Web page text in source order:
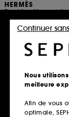
HERMÈS
Eau de citron noir
douche corps et
Flacon 200ml
1
79,00€
/100ml
Ajouter au
Nous
meilleure
Afin de vous
optimale,
Continuer